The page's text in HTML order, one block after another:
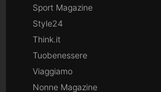
Sport Magazine
Style24
Think.it
Tuobenessere
Viaggiamo
Nonne Magazine